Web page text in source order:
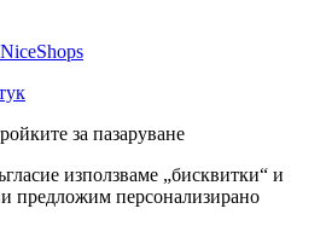
за пазаруване
използваме „бисквитки“ и
предложим персонализирано